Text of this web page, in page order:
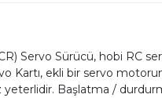
Servo Sürücü, hobi RC
Kartı, ekli bir servo
yeterlidir. Başlatma /